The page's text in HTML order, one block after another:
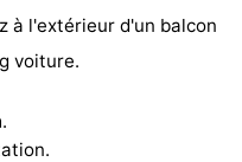
à l'extérieur d'un balcon
voiture.